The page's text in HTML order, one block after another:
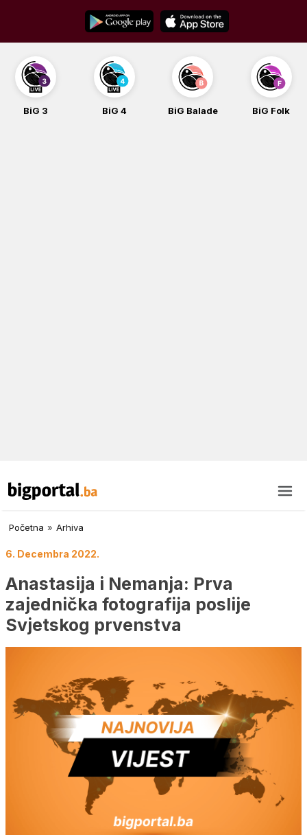
content
BiG 4 BiG Balade BiG Folk BiG iG
Početna » Arhiva
6. Decembra 2022.
Anastasija i Nemanja: Prva
zajednička fotografija poslije
Svjetskog prvenstva